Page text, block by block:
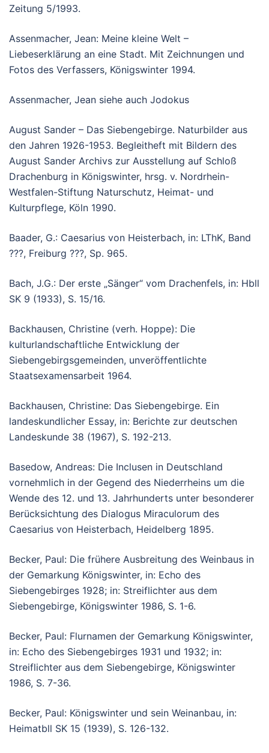
Zeitung 5/1993.
Assenmacher, Jean: Meine kleine Welt –
Liebeserklärung an eine Stadt. Mit Zeichnungen und
Fotos des Verfassers, Königswinter 1994.
Assenmacher, Jean siehe auch Jodokus
August Sander – Das Siebengebirge. Naturbilder aus
den Jahren 1926-1953. Begleitheft mit Bildern des
August Sander Archivs zur Ausstellung auf Schloß
Drachenburg in Königswinter, hrsg. v. Nordrhein-
Westfalen-Stiftung Naturschutz, Heimat- und
Kulturpflege, Köln 1990.
Baader, G.: Caesarius von Heisterbach, in: LThK, Band
???, Freiburg ???, Sp. 965.
Bach, J.G.: Der erste „Sänger“ vom Drachenfels, in: Hbll
SK 9 (1933), S. 15/16.
Backhausen, Christine (verh. Hoppe): Die
kulturlandschaftliche Entwicklung der
Siebengebirgsgemeinden, unveröffentlichte
Staatsexamensarbeit 1964.
Backhausen, Christine: Das Siebengebirge. Ein
landeskundlicher Essay, in: Berichte zur deutschen
Landeskunde 38 (1967), S. 192-213.
Basedow, Andreas: Die Inclusen in Deutschland
vornehmlich in der Gegend des Niederrheins um die
Wende des 12. und 13. Jahrhunderts unter besonderer
Berücksichtung des Dialogus Miraculorum des
Caesarius von Heisterbach, Heidelberg 1895.
Becker, Paul: Die frühere Ausbreitung des Weinbaus in
der Gemarkung Königswinter, in: Echo des
Siebengebirges 1928; in: Streiflichter aus dem
Siebengebirge, Königswinter 1986, S. 1-6.
Becker, Paul: Flurnamen der Gemarkung Königswinter,
in: Echo des Siebengebirges 1931 und 1932; in:
Streiflichter aus dem Siebengebirge, Königswinter
1986, S. 7-36.
Becker, Paul: Königswinter und sein Weinanbau, in:
Heimatbll SK 15 (1939), S. 126-132.